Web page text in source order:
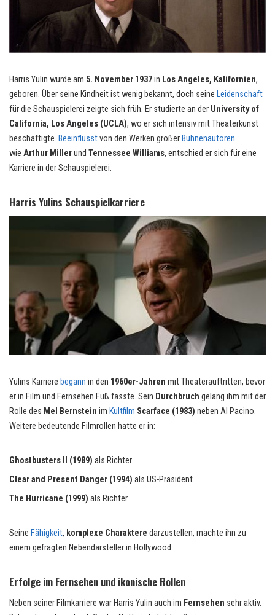
Harris Yulin wurde am 5. November 1937in Los Angeles, Kalifornien,
geboren. Über seine Kindheit ist wenig bekannt, doch seine Leidenschaft
für die Schauspielerei zeigte sich früh. Er studierte an der University of
California, Los Angeles (UCLA), wo er sich intensiv mit Theaterkunst
beschäftigte. Beeinflusstvon den Werken großer Bühnenautoren
wie Arthur Millerund Tennessee Williams, entschied er sich für eine
Karriere in der Schauspielerei.
Harris Yulins Schauspielkarriere
Yulins Karriere begann in den 1960er-Jahren mit Theaterauftritten, bevor
er in Film und Fernsehen Fuß fasste. Sein Durchbruch gelang ihm mit der
Rolle des Mel Bernstein im Kultfilm Scarface (1983) neben Al Pacino.
Weitere bedeutende Filmrollen hatte er in:
Ghostbusters II (1989) als Richter
Clear and Present Danger (1994) als US-Präsident
The Hurricane (1999) als Richter
Seine Fähigkeit, komplexe Charaktere darzustellen, machte ihn zu
einem gefragten Nebendarsteller in Hollywood.
Erfolge im Fernsehen und ikonische Rollen
Neben seiner Filmkarriere war Harris Yulin auch im Fernsehen sehr aktiv.